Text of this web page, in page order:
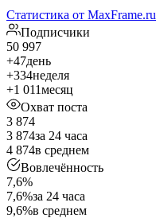
Статистика от MaxFrame.ru
Подписчики
50 997
+47день
+334неделя
+1 011месяц
Охват поста
3 874
3 874за 24 часа
4 874в среднем
Вовлечённость
7,6%
7,6%за 24 часа
9,6%в среднем